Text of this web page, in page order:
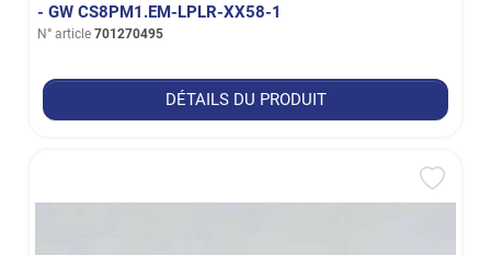
- GW CS8PM1.EM-LPLR-XX58-1
N° article 701270495
DÉTAILS DU PRODUIT